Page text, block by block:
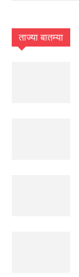
ताज्या बातम्या